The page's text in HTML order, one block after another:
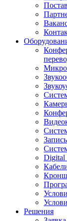
Digital
Решения